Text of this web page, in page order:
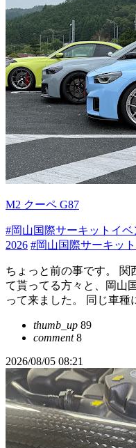
M2 クーペ G87
#岡山国際サーキットイベ
2026 #岡山国際サーキット
ちょっと前の事です。 関
て貰ってる方々と、岡山
って来ました。 同じ車種
thumb_up 89
comment8
2026/08/05 08:21